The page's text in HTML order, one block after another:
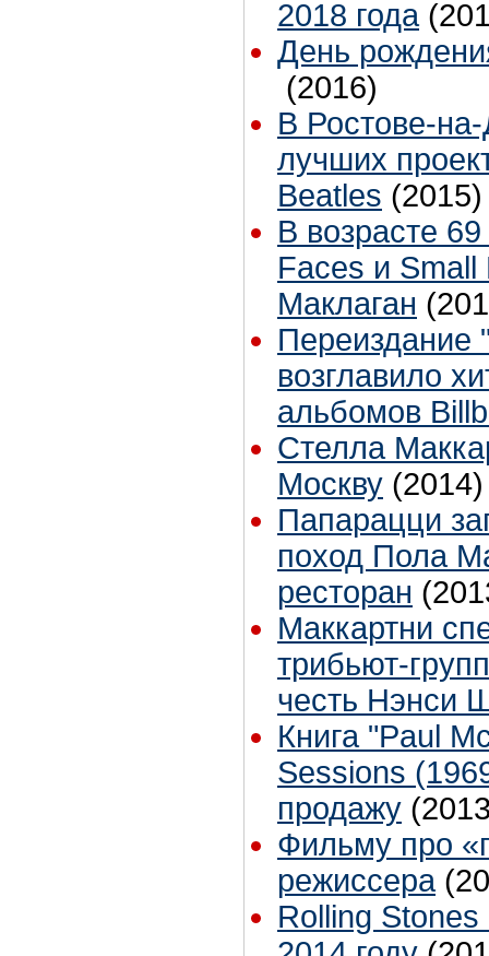
2018 года
День
(2016)
В Ростове-
лучших
Beatles (2015)
В возрасте
Faces и
Маклаган
Переиздание
возглавило
альбомов
Стелла
Москву (2014)
Папарацци
поход Пола
ресторан
Маккартни
трибьют-
честь Нэнси
Книга "Paul
Sessions
продажу
Фильму про
режиссера
Rolling